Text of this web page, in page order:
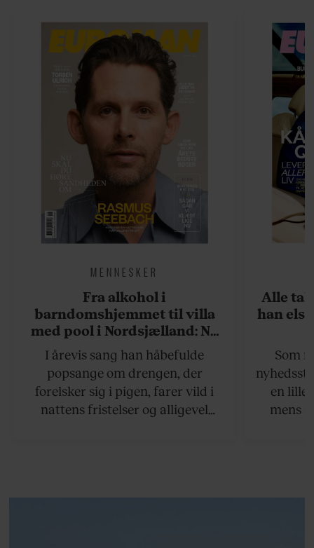
MENNESKER
Fra alkohol i
barndomshjemmet til villa
med pool i Nordsjælland: Nu
skal du høre sandheden om
Rasmus Seebach
I årevis sang han håbefulde
popsange om drengen, der
forelsker sig i pigen, farer vild i
nattens fristelser og alligevel
Alle
han
Som
en lille
mens